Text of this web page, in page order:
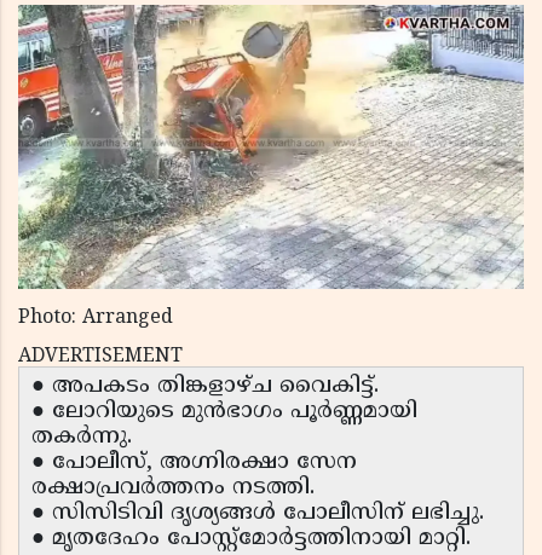
Photo: Arranged
ADVERTISEMENT
● അപകടം തിങ്കളാഴ്ച വൈകിട്ട്.
● ലോറിയുടെ മുൻഭാഗം പൂർണ്ണമായി
തകർന്നു.
● പോലീസ്, അഗ്നിരക്ഷാ സേന
രക്ഷാപ്രവർത്തനം നടത്തി.
● സിസിടിവി ദൃശ്യങ്ങൾ പോലീസിന് ലഭിച്ചു.
● മൃതദേഹം പോസ്റ്റ്‌മോർട്ടത്തിനായി മാറ്റി.